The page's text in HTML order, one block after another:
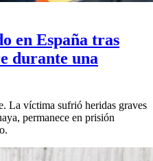
en España tras
durante una
La víctima sufrió heridas graves
permanece en prisión